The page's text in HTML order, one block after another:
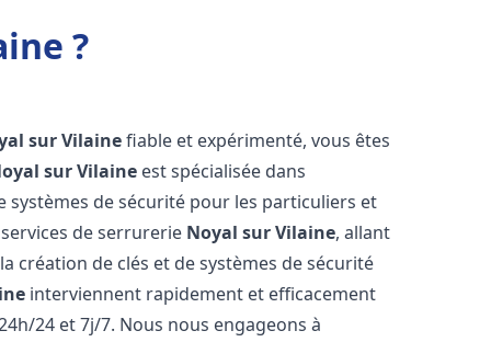
?
sur Vilainefiable et expérimenté, vous êtes
sur Vilaine est spécialisée dans
de sécurité pour les particuliers et
de serrurerie Noyal sur Vilaine, allant
création de clés et de systèmes de sécurité
interviennent rapidement et efficacement
24 et 7j/7. Nous nous engageons à